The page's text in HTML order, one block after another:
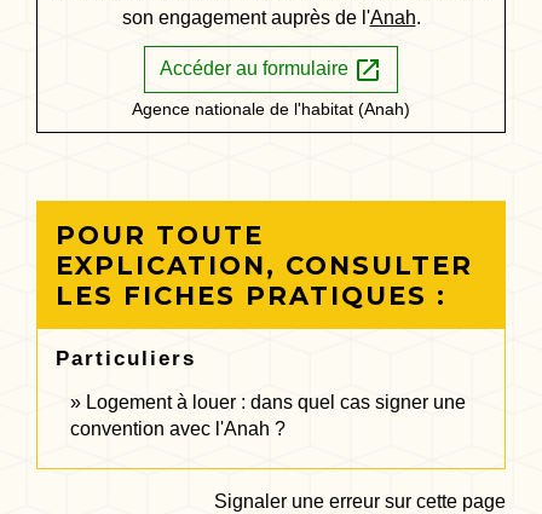
son engagement auprès de l'Anah.
Accéder au formulaire open_in_new
Agence nationale de l'habitat (Anah)
POUR TOUTE
EXPLICATION, CONSULTER
LES FICHES PRATIQUES :
Particuliers
Logement à louer : dans quel cas signer une
convention avec l'Anah ?
Signaler une erreur sur cette page